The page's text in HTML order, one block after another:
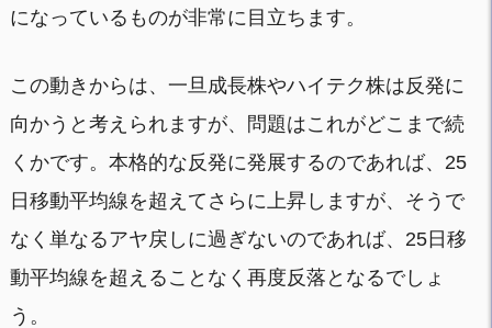
になっているものが非常に目立ちます。
この動きからは、一旦成長株やハイテク株は反発に
向かうと考えられますが、問題はこれがどこまで続
くかです。本格的な反発に発展するのであれば、25
日移動平均線を超えてさらに上昇しますが、そうで
なく単なるアヤ戻しに過ぎないのであれば、25日移
動平均線を超えることなく再度反落となるでしょ
う。